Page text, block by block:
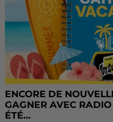
ENCORE DE
GAGNER AVEC
ÉTÉ...